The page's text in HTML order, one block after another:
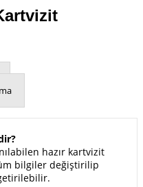
hazır kartvizit
bilgiler değiştirilip